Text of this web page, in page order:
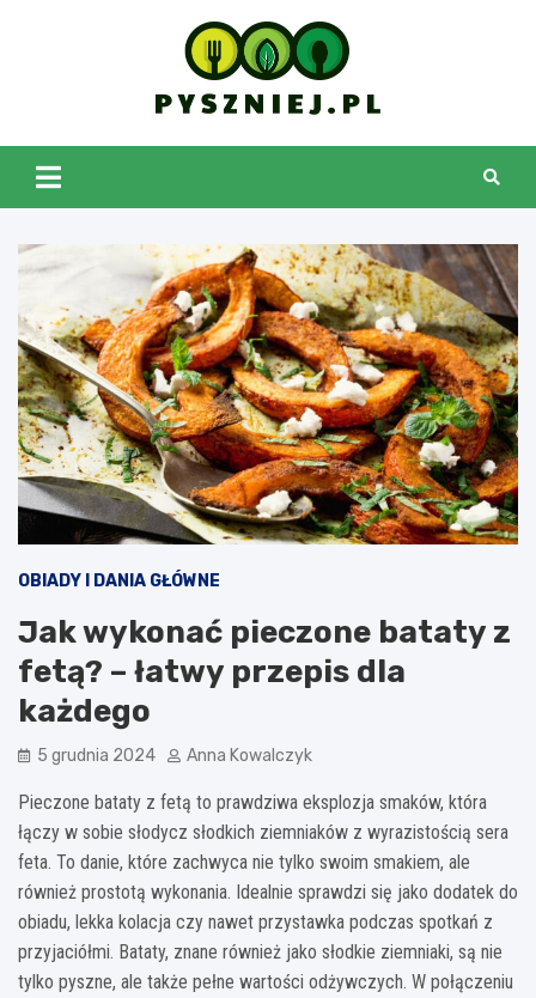
pyszniej.pl
OBIADY I DANIA GŁÓWNE
Jak wykonać pieczone bataty z
fetą? – łatwy przepis dla
każdego
5 grudnia 2024 Anna Kowalczyk
Pieczone bataty z fetą to prawdziwa eksplozja smaków, która
łączy w sobie słodycz słodkich ziemniaków z wyrazistością sera
feta. To danie, które zachwyca nie tylko swoim smakiem, ale
również prostotą wykonania. Idealnie sprawdzi się jako dodatek do
obiadu, lekka kolacja czy nawet przystawka podczas spotkań z
przyjaciółmi. Bataty, znane również jako słodkie ziemniaki, są nie
tylko pyszne, ale także pełne wartości odżywczych. W połączeniu